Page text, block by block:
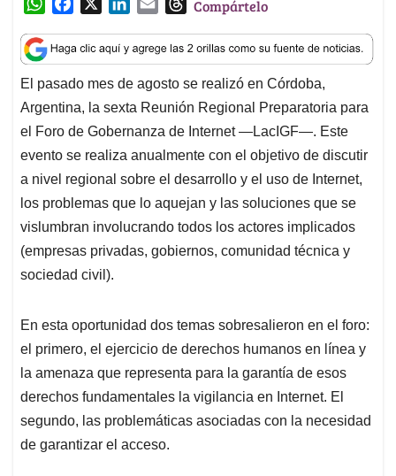
a
t
s
A
p
p
c
e
b
o
o
k
n
k
e
d
I
n
a
i
l
r
e
a
d
s
Compártelo
El pasado mes de agosto se realizó en Córdoba,
Argentina, la sexta Reunión Regional Preparatoria para
el Foro de Gobernanza de Internet —LacIGF—. Este
evento se realiza anualmente con el objetivo de discutir
a nivel regional sobre el desarrollo y el uso de Internet,
los problemas que lo aquejan y las soluciones que se
vislumbran involucrando todos los actores implicados
(empresas privadas, gobiernos, comunidad técnica y
sociedad civil).
En esta oportunidad dos temas sobresalieron en el foro:
el primero, el ejercicio de derechos humanos en línea y
la amenaza que representa para la garantía de esos
derechos fundamentales la vigilancia en Internet. El
segundo, las problemáticas asociadas con la necesidad
de garantizar el acceso.